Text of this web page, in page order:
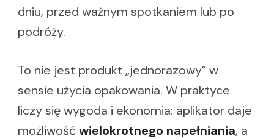
dniu, przed ważnym spotkaniem lub po
podróży.
To nie jest produkt „jednorazowy” w
sensie użycia opakowania. W praktyce
liczy się wygoda i ekonomia: aplikator daje
możliwośćwielokrotnego napełniania, a